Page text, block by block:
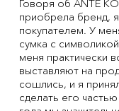
Говоря об ANTE
приобрела бренд,
покупателем. У
сумка с
меня практически
выставляют на
сошлись, и я
сделать его